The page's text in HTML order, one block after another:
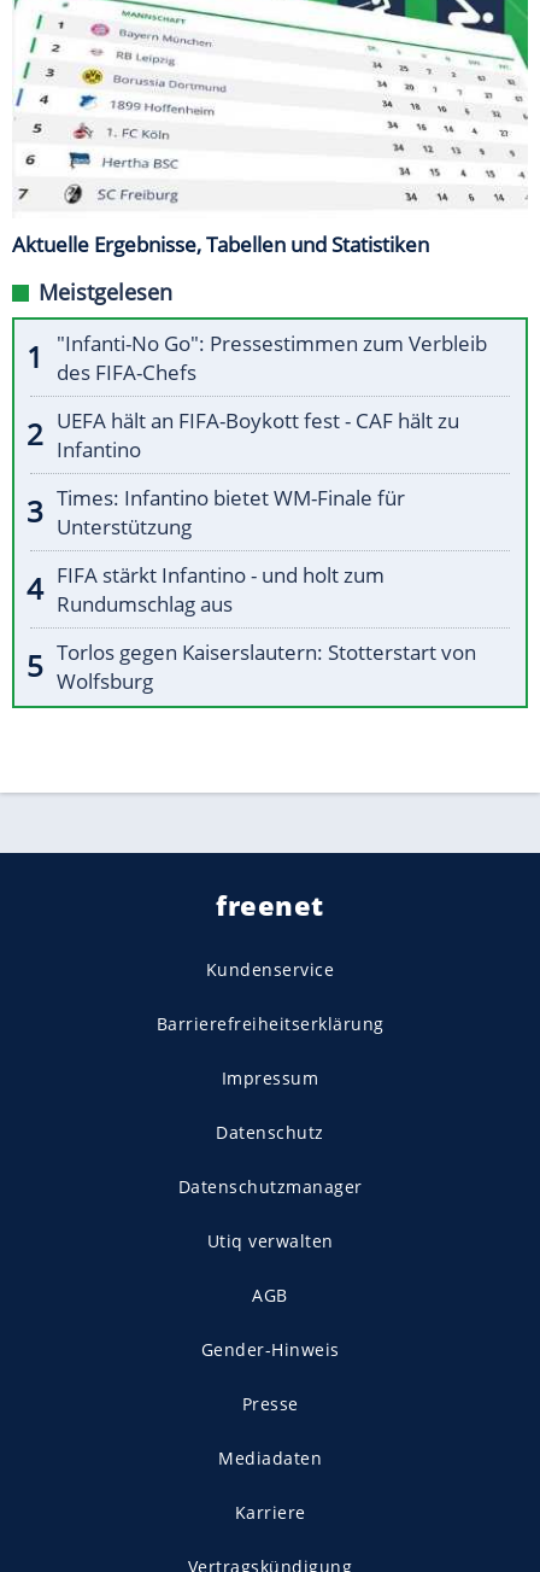
Aktuelle Ergebnisse, Tabellen und Statistiken
Meistgelesen
"Infanti-No Go": Pressestimmen zum Verbleib
des FIFA-Chefs
UEFA hält an FIFA-Boykott fest - CAF hält zu
Infantino
Times: Infantino bietet WM-Finale für
Unterstützung
FIFA stärkt Infantino - und holt zum
Rundumschlag aus
Torlos gegen Kaiserslautern: Stotterstart von
Wolfsburg
freenet
Kundenservice
Barrierefreiheitserklärung
Impressum
Datenschutz
Datenschutzmanager
Utiq verwalten
AGB
Gender-Hinweis
Presse
Mediadaten
Karriere
Vertragskündigung